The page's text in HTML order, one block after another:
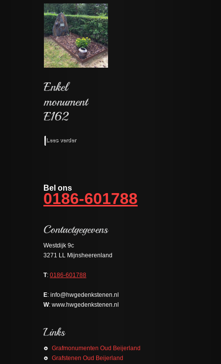
Lees verder
Bel ons
0186-601788
Westdijk 9c
3271 LL Mijnsheerenland
T: 0186-601788
E: info@hwgedenkstenen.nl
W: www.hwgedenkstenen.nl
Grafmonumenten Oud Beijerland
Grafstenen Oud Beijerland